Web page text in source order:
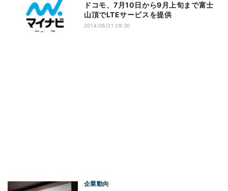
ドコモ、7月10日から9月上旬まで富士
山頂でLTEサービスを提供
2014/06/21 09:30
企業動向